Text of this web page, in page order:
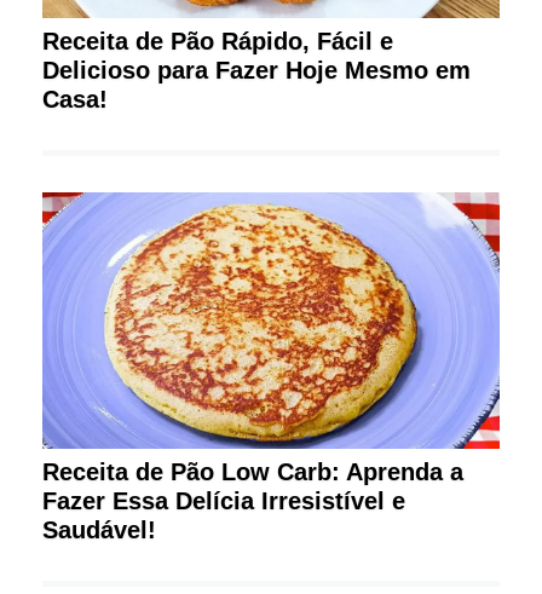
Receita de Pão Rápido, Fácil e
Delicioso para Fazer Hoje Mesmo em
Casa!
Receita de Pão Low Carb: Aprenda a
Fazer Essa Delícia Irresistível e
Saudável!